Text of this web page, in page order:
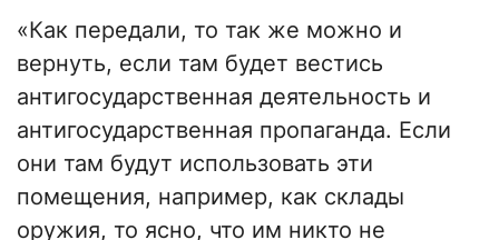
«Как передали, то так же можно и
вернуть, если там будет вестись
антигосударственная деятельность и
антигосударственная пропаганда. Если
они там будут использовать эти
помещения, например, как склады
оружия, то ясно, что им никто не